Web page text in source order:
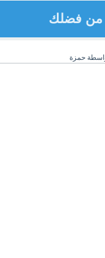
حمزة